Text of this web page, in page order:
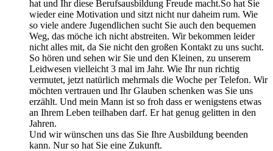
hat und Ihr diese Berufsausbildung Freude macht.So hat Sie
wieder eine Motivation und sitzt nicht nur daheim rum. Wie
so viele andere Jugendlichen sucht Sie auch den bequemen
Weg, das möche ich nicht abstreiten. Wir bekommen leider
nicht alles mit, da Sie nicht den großen Kontakt zu uns sucht.
So hören und sehen wir Sie und den Kleinen, zu unserem
Leidwesen vielleicht 3 mal im Jahr. Wie Ihr nun richtig
vermutet, jetzt natürlich mehrmals die Woche per Telefon. Wir
möchten vertrauen und Ihr Glauben schenken was Sie uns
erzählt. Und mein Mann ist so froh dass er wenigstens etwas
an Ihrem Leben teilhaben darf. Er hat genug gelitten in den
Jahren.
Und wir wünschen uns das Sie Ihre Ausbildung beenden
kann. Nur so hat Sie eine Zukunft.